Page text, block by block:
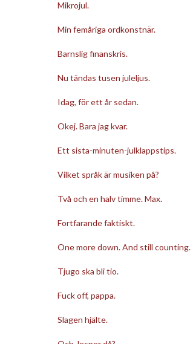
Mikrojul.
Min femåriga ordkonstnär.
Barnslig finanskris.
Nu tändas tusen juleljus.
Idag, för ett år sedan.
Okej. Bara jag kvar.
Ett sista-minuten-julklappstips.
Vilket språk är musiken på?
Två och en halv timme. Max.
Fortfarande faktiskt.
One more down. And still counting.
Tjugo ska bli tio.
Fuck off, pappa.
Slagen hjälte.